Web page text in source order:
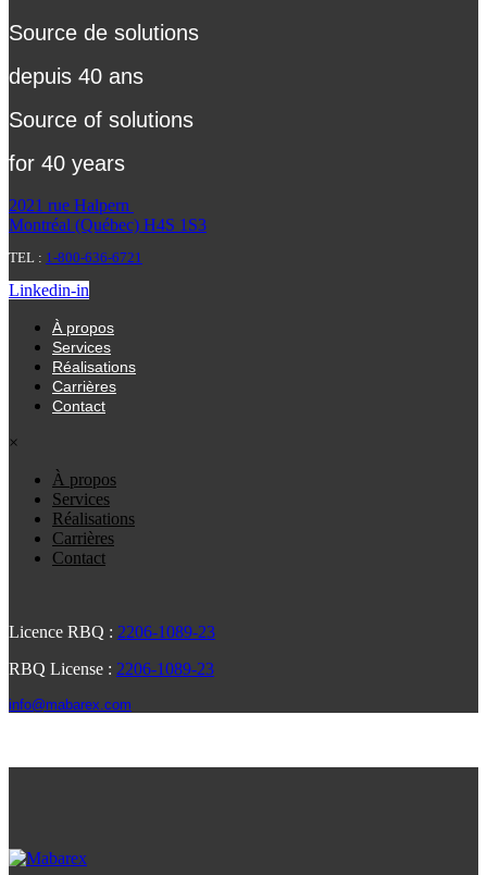
Source de solutions
depuis 40 ans
Source of solutions
for 40 years
2021 rue Halpern
Montréal (Québec) H4S 1S3
TEL : 1-800-636-6721
Linkedin-in
À propos
Services
Réalisations
Carrières
Contact
×
À propos
Services
Réalisations
Carrières
Contact
Licence RBQ : 2206-1089-23
RBQ License : 2206-1089-23
info@mabarex.com